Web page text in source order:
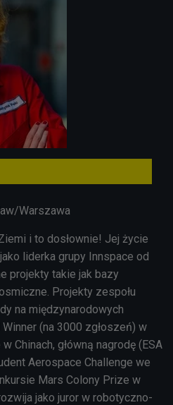
Warszawa
i to dosłownie! Jej życie
liderka grupy Innspace od
projekty takie jak bazy
Projekty zespołu
na międzynarodowych
Winner (na 3000 zgłoszeń) w
Chinach, główną nagrodę (ESA
Aerospace Challenge we
Mars Colony Prize w
jako juror w robotyczno-